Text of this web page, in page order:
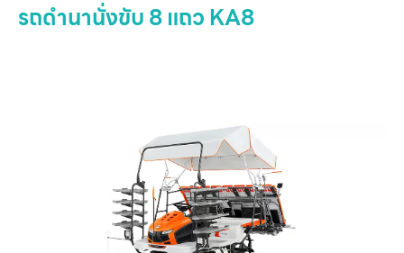
รถดำนานั่งขับ 8 แถว KA8